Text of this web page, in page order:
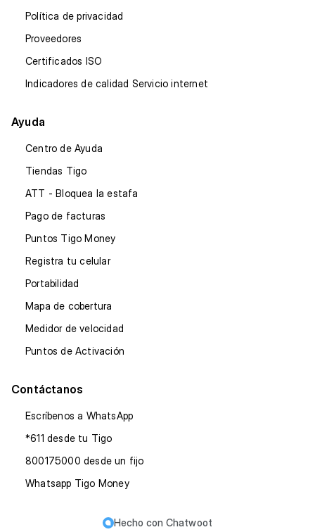
Política de privacidad
Proveedores
Certificados ISO
Indicadores de calidad Servicio internet
Ayuda
Centro de Ayuda
Tiendas Tigo
ATT - Bloquea la estafa
Pago de facturas
Puntos Tigo Money
Registra tu celular
Portabilidad
Mapa de cobertura
Medidor de velocidad
Puntos de Activación
Contáctanos
Escríbenos a WhatsApp
*611 desde tu Tigo
800175000 desde un fijo
Whatsapp Tigo Money
Hecho con Chatwoot